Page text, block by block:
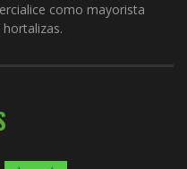
como mayorista